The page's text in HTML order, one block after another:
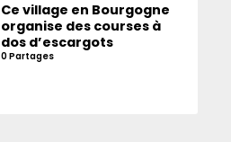
Ce village en Bourgogne
organise des courses à
dos d’escargots
0 Partages